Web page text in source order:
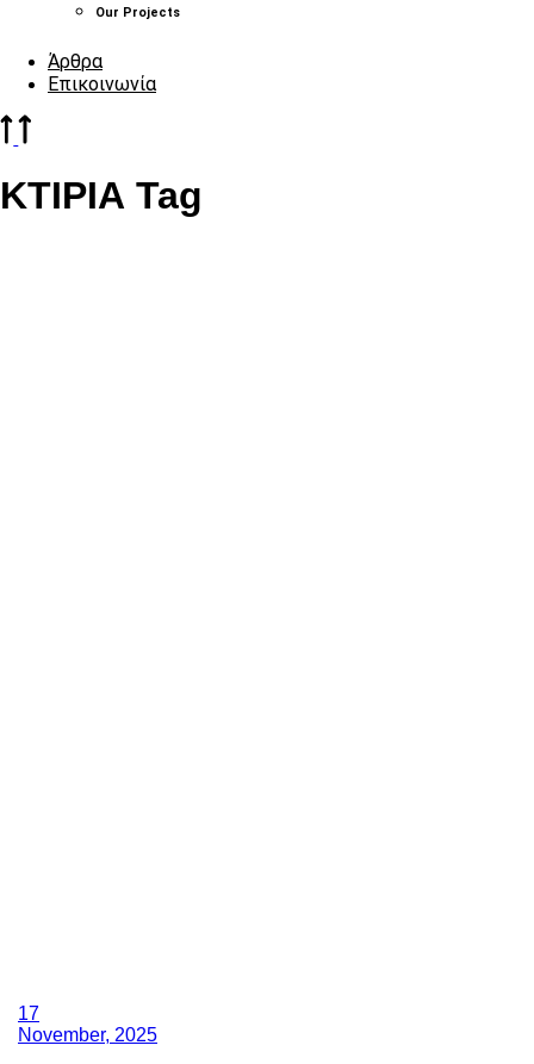
Our Projects
Άρθρα
Επικοινωνία
ΚΤΙΡΙΑ Tag
17
November, 2025